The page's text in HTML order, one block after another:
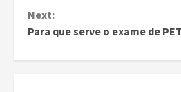
Next:
Para que serve o exame de